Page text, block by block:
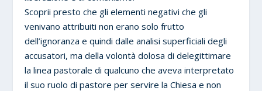
Scoprii presto che gli elementi negativi che gli
venivano attribuiti non erano solo frutto
dell’ignoranza e quindi dalle analisi superficiali degli
accusatori, ma della volontà dolosa di delegittimare
la linea pastorale di qualcuno che aveva interpretato
il suo ruolo di pastore per servire la Chiesa e non